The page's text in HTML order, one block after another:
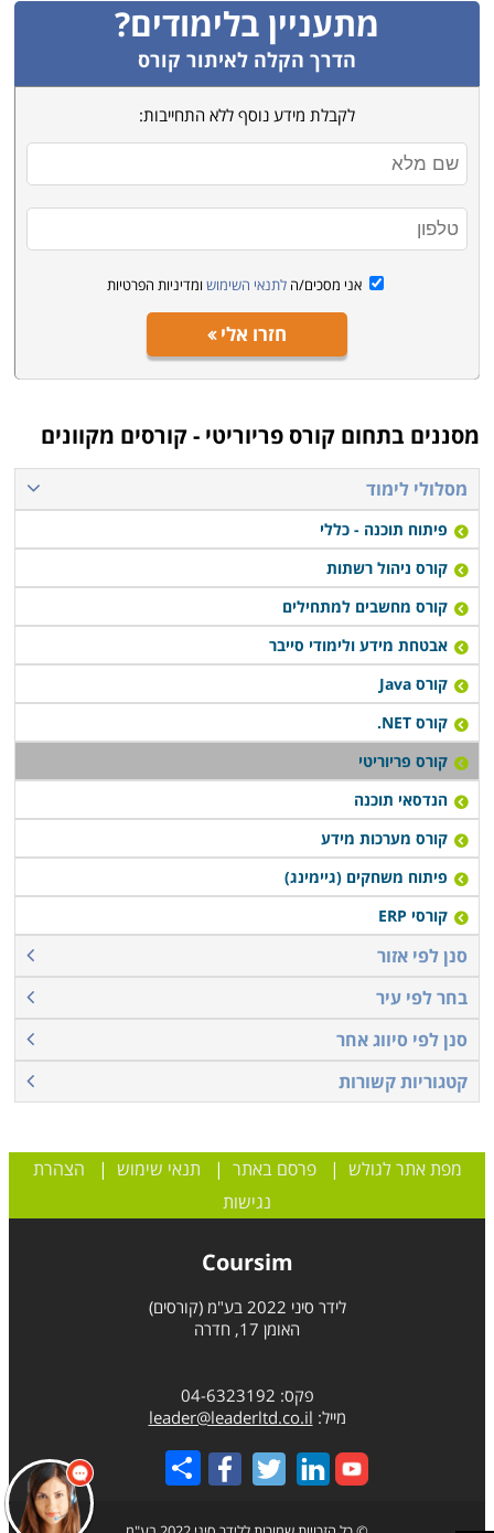
מתעניין בלימודים?
הדרך הקלה לאיתור קורס
לקבלת מידע נוסף ללא התחייבות:
אני מסכים/ה לתנאי השימוש ומדיניות הפרטיות
חזרו אלי
מסננים בתחום קורס פריוריטי - קורסים מקוונים
מסלולי לימוד
פיתוח תוכנה - כללי
קורס ניהול רשתות
קורס מחשבים למתחילים
אבטחת מידע ולימודי סייבר
קורס Java
קורס NET.
קורס פריוריטי
הנדסאי תוכנה
קורס מערכות מידע
פיתוח משחקים (גיימינג)
קורסי ERP
סנן לפי אזור
בחר לפי עיר
סנן לפי סיווג אחר
קטגוריות קשורות
מפת אתר לגולש |פרסם באתר | תנאי שימוש | הצהרת
נגישות
Coursim
לידר סיני 2022 בע"מ (קורסים)
האומן 17, חדרה
פקס: 04-6323192
מייל: leader@leaderltd.co.il
Share